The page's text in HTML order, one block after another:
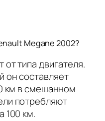
Megane 2002?
от типа двигателя.
он составляет
км в смешанном
потребляют
100 км.